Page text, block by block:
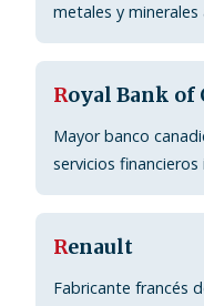
metales y minerales
Royal Bank of
Mayor banco
servicios
Renault
Fabricante francés